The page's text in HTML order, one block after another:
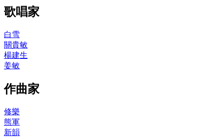
歌唱家
白雪
關貴敏
楊建生
姜敏
作曲家
修樂
熊軍
新韻